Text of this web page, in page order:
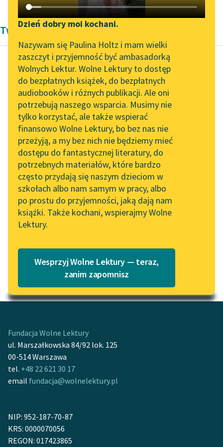
Katalog DAISY
Podkasty o książkach
Zgłoś brak utworu
Aktualności
„Prokurator Alicja Horn”
do słuchania
Byliśmy częścią AI Impact
Lab
Zapraszamy na spotkanie
online z tłumaczkami
literatury skandynawskiej
Spotkanie z Katarzyną
Tunkiel w Oslo
102. lata temu zmarł
Joseph Conrad
Lektury szkolne i klasyka
literatury do słuchania dla
uczennic i uczniów z
E-kolekcja lektur
szkolnych i literatury do
słuchania dla uczennic i
uczniów z
niepełnosprawnościami
skandynawskiej literatury
feministycznej
Narzędzia
Mapa Wolnych Lektur
Leśmianator
Przewodnik dla piszących i
czytających
API
OAI-PMH
Widget Wolnych Lektur
Przypisy
Katalog w formacie PDF
Dzień dobry moi kochani.
Nazywam się Paulina Holtz i mam wielki
zaszczyt i przyjemność być ambasadorką
Wolnych Lektur. Wolne Lektury to dostęp
do bezpłatnych książek, do bezpłatnych
audiobooków i różnych publikacji. Ale oni
potrzebują naszego wsparcia. Musimy nie
tylko korzystać, ale także wspierać
finansowo Wolne Lektury, bo bez nas nie
przeżyją, a my bez nich nie będziemy mieć
dostępu do fantastycznej literatury, do
potrzebnych materiałów, które bardzo
często przydają się naszym dzieciom w
szkołach albo nam samym w pracy, albo
po prostu do przyjemności, jaką dają nam
książki. Także kochani, wspierajmy Wolne
Lektury.
Wesprzyj Wolne Lektury — teraz,
zanim zapomnisz
Twórczość Pozytywizm Bolesław Prus
Bolesław Prus
Faraon, tom drugi
W głębi paliło się dwie
lampy przed posągiem
bogini Astoreth. Jakieś
dziwne oświetlenie z
góry...
Czytaj więcej
Motyw: Bogini
Fundacja Wolne Lektury
ul. Marszałkowska 84/92 lok. 125
00-514 Warszawa
tel. +48 22 621 30 17
email fundacja@wolnelektury.pl
NIP: 952-187-70-87
KRS: 0000070056
REGON: 017423865